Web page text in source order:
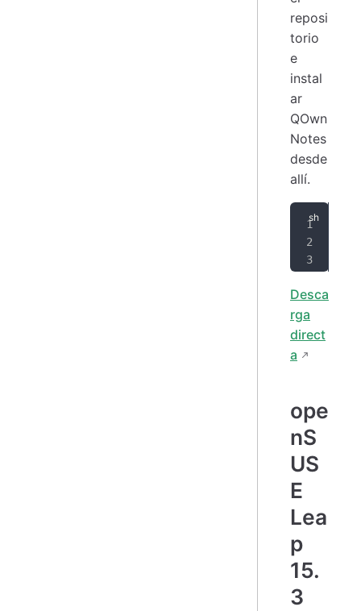
reposi
torio
e
instal
ar
QOwn
Notes
desde
allí.
Desca
rga
direct
a
ope
nS
US
E
Lea
p
15.
3